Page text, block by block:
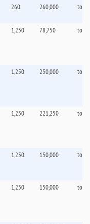
260 260,000
1,250 78,750
1,250 250,000
1,250 221,250
1,250 150,000
1,250 150,000